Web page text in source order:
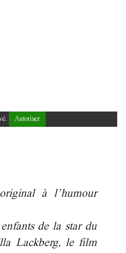
Autoriser
à l’humour
de la star du
Lackberg, le film